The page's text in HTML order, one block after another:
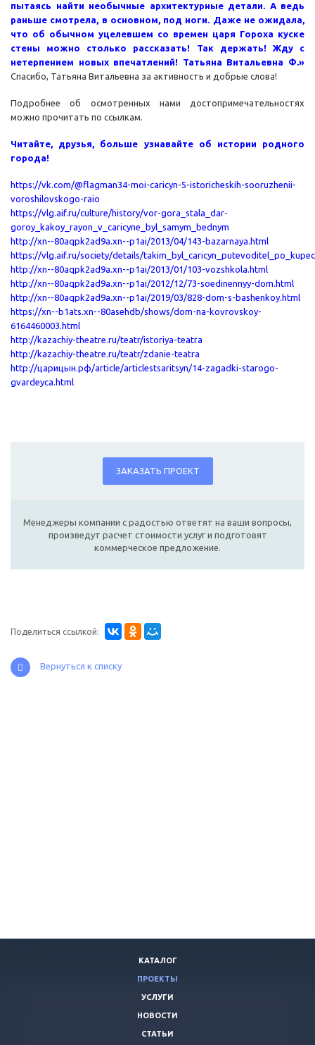
пытаясь найти необычные архитектурные детали. А ведь
раньше смотрела, в основном, под ноги. Даже не ожидала,
что об обычном уцелевшем со времен царя Гороха куске
стены можно столько рассказать! Так держать! Жду с
нетерпением новых впечатлений! Татьяна Витальевна Ф.»
Спасибо, Татьяна Витальевна за активность и добрые слова!
Подробнее об осмотренных нами достопримечательностях
можно прочитать по ссылкам.
Читайте, друзья, больше узнавайте об истории родного
города!
https://vk.com/@flagman34-moi-caricyn-5-istoricheskih-sooruzhenii-
voroshilovskogo-raio
https://vlg.aif.ru/culture/history/vor-gora_stala_dar-
goroy_kakoy_rayon_v_caricyne_byl_samym_bednym
http://xn--80aqpk2ad9a.xn--p1ai/2013/04/143-bazarnaya.html
https://vlg.aif.ru/society/details/
http://xn--80aqpk2ad9a.xn--p1ai/2013/01/103-vozshkola.html
http://xn--80aqpk2ad9a.xn--p1ai/2012/12/73-soedinennyy-dom.html
http://xn--80aqpk2ad9a.xn--p1ai/2019/03/828-dom-s-bashenkoy.html
https://xn--b1ats.xn--80asehdb/shows/dom-na-kovrovskoy-
6164460003.html
http://kazachiy-theatre.ru/teatr/istoriya-teatra
http://kazachiy-theatre.ru/teatr/zdanie-teatra
http://царицын.рф/article/articlestsaritsyn/14-zagadki-starogo-
gvardeyca.html
ЗАКАЗАТЬ ПРОЕКТ
Менеджеры компании с радостью ответят на ваши вопросы,
произведут расчет стоимости услуг и подготовят
коммерческое предложение.
Поделиться ссылкой:
Вернуться к списку
КАТАЛОГ
ПРОЕКТЫ
УСЛУГИ
НОВОСТИ
СТАТЬИ